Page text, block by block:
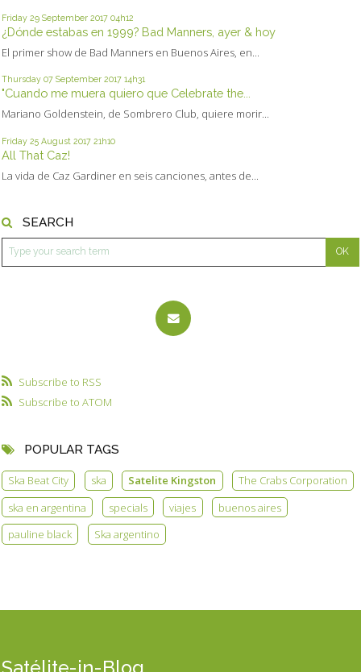
Friday 29 September 2017 04h12
¿Dónde estabas en 1999? Bad Manners, ayer & hoy
El primer show de Bad Manners en Buenos Aires, en...
Thursday 07 September 2017 14h31
"Cuando me muera quiero que Celebrate the...
Mariano Goldenstein, de Sombrero Club, quiere morir...
Friday 25 August 2017 21h10
All That Caz!
La vida de Caz Gardiner en seis canciones, antes de...
SEARCH
Subscribe to RSS
Subscribe to ATOM
POPULAR TAGS
Ska Beat City ska Satelite Kingston
The Crabs Corporation
ska en argentina
specials viajes
buenos aires
pauline black
Ska argentino